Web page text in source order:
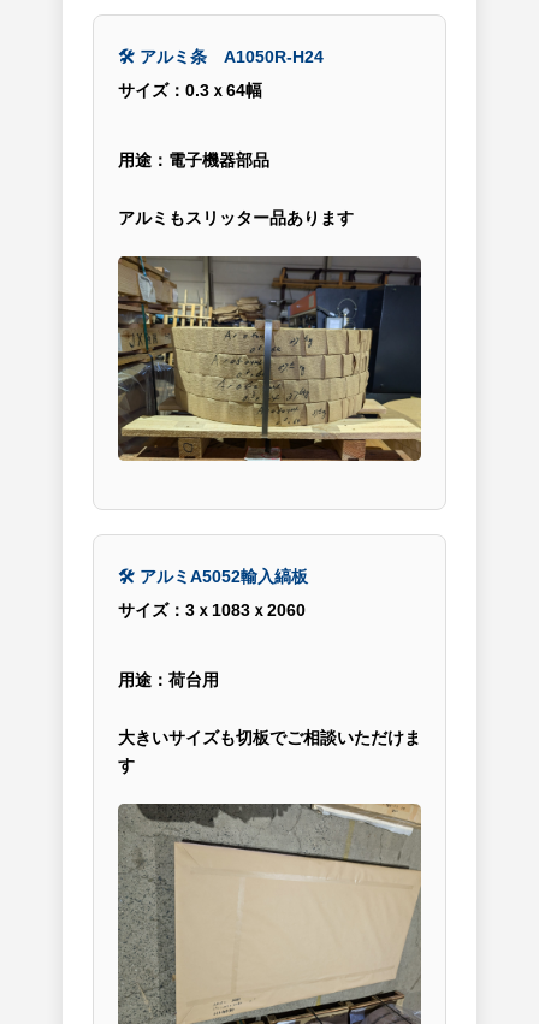
🛠 アルミ条 A1050R-H24
サイズ：0.3ｘ64幅
用途：電子機器部品
アルミもスリッター品あります
🛠 アルミA5052輸入縞板
サイズ：3ｘ1083ｘ2060
用途：荷台用
大きいサイズも切板でご相談いただけま
す